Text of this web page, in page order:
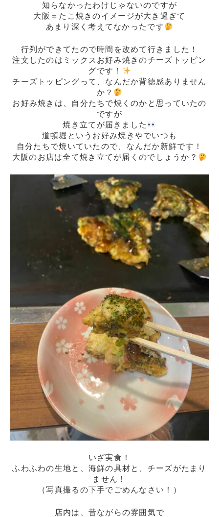
知らなかったわけじゃないのですが
大阪＝たこ焼きのイメージが大き過ぎて
あまり深く考えてなかったです
行列ができてたので時間を改めて行きました！
注文したのはミックスお好み焼きのチーズトッピン
グです！
チーズトッピングって、なんだか背徳感ありません
か？
お好み焼きは、自分たちで焼くのかと思っていたの
ですが
焼き立てが届きました
道頓堀というお好み焼きやでいつも
自分たちで焼いていたので、なんだか新鮮です！
大阪のお店は全て焼き立てが届くのでしょうか？
いざ実食！
ふわふわの生地と、海鮮の具材と、チーズがたまり
ません！
（写真撮るの下手でごめんなさい！）
店内は、昔ながらの雰囲気で